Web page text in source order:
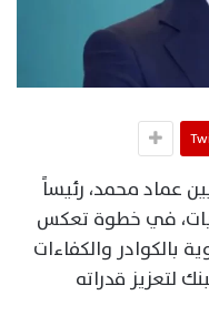
عماد محمد، رئيساً
في خطوة تعكس
بالكوادر والكفاءات
لتعزيز قدراته